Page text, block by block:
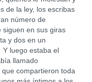
de la ley, los escribas
número de
siguen en sus giras
y dos en un
luego estaba el
llamado
compartieron toda